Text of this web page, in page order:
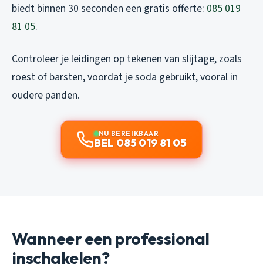
biedt binnen 30 seconden een gratis offerte: 085 019
81 05.
Controleer je leidingen op tekenen van slijtage, zoals
roest of barsten, voordat je soda gebruikt, vooral in
oudere panden.
NU BEREIKBAAR
BEL 085 019 81 05
Wanneer een professional
inschakelen?